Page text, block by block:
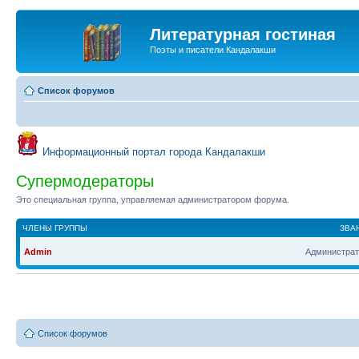
Литературная гостиная
Поэты и писатели Кандалакши
Список форумов
Информационный портал города Кандалакши
Супермодераторы
Это специальная группа, управляемая администратором форума.
ЧЛЕНЫ ГРУППЫ
Admin
Список форумов